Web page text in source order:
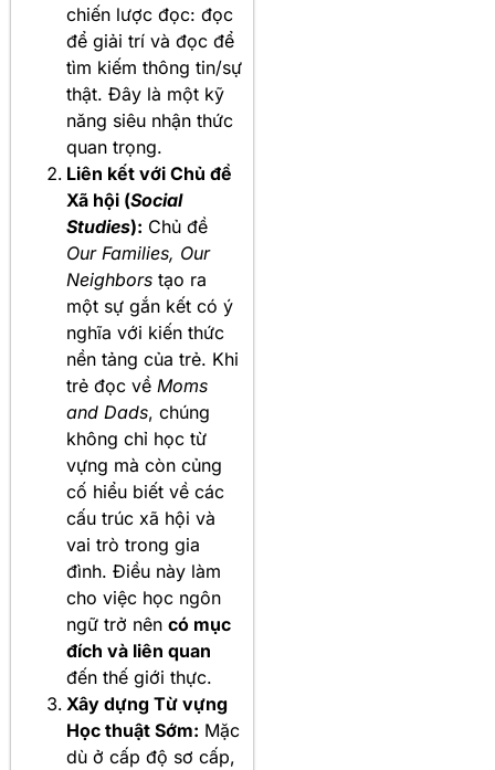
chiến lược đọc: đọc
để giải trí và đọc để
tìm kiếm thông tin/sự
thật. Đây là một kỹ
năng siêu nhận thức
quan trọng.
Liên kết với Chủ đề
Xã hội (Social
Studies): Chủ đề
Our Families, Our
Neighbors tạo ra
một sự gắn kết có ý
nghĩa với kiến thức
nền tảng của trẻ. Khi
trẻ đọc về Moms
and Dads, chúng
không chỉ học từ
vựng mà còn củng
cố hiểu biết về các
cấu trúc xã hội và
vai trò trong gia
đình. Điều này làm
cho việc học ngôn
ngữ trở nên có mục
đích và liên quan
đến thế giới thực.
Xây dựng Từ vựng
Học thuật Sớm: Mặc
dù ở cấp độ sơ cấp,